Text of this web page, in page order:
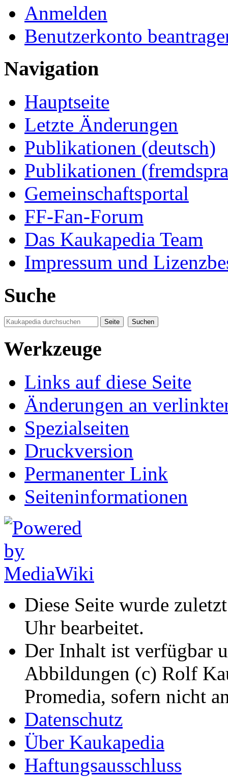
Anmelden
Benutzerkonto
Navigation
Hauptseite
Letzte Änderungen
Publikationen (deutsch)
Publikationen
Gemeinschaftsportal
FF-Fan-Forum
Das Kaukapedia Team
Impressum und
Suche
Werkzeuge
Links auf diese Seite
Änderungen an
Spezialseiten
Druckversion
Permanenter Link
Seiten­informationen
Diese Seite wurde
Uhr bearbeitet.
Der Inhalt ist verfügbar
Abbildungen (c) Rolf
Promedia, sofern nicht
Datenschutz
Über Kaukapedia
Haftungsausschluss